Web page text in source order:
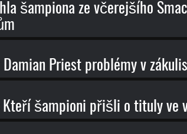
šampiona ze včerejšího
Damian Priest problémy v
Kteří šampioni přišli o tituly ve